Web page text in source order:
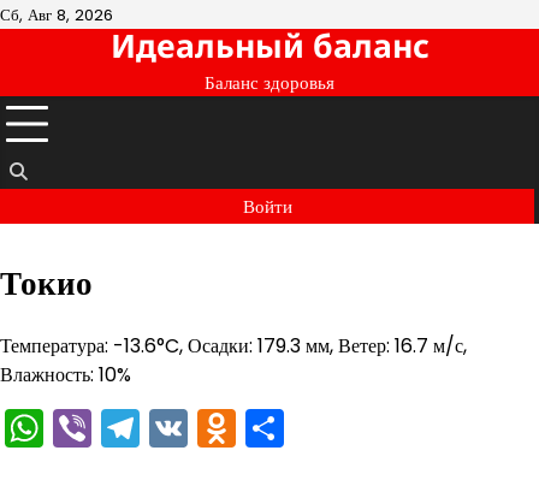
Перейти
Сб, Авг 8, 2026
Идеальный баланс
Баланс здоровья
Войти
Токио
Температура: -13.6°C, Осадки: 179.3 мм, Ветер: 16.7 м/с,
Влажность: 10%
WhatsApp
ViberTelegram
VKOdnoklassniki